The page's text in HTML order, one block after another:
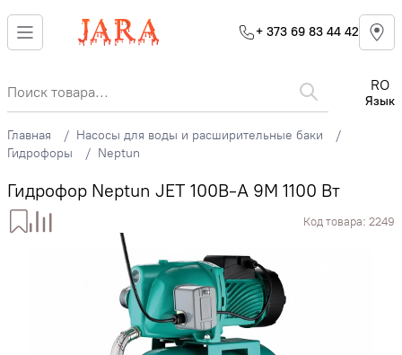
+ 373 69 83 44 42
RO
Язык
Главная
Насосы для воды и расширительные баки
Гидрофоры
Neptun
Гидрофор Neptun JET 100B-A 9M 1100 Вт
Код товара: 2249